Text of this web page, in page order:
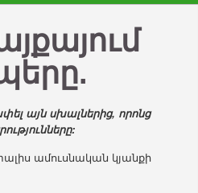
այն սխալներից, որոնց
ամուսնական կյանքի